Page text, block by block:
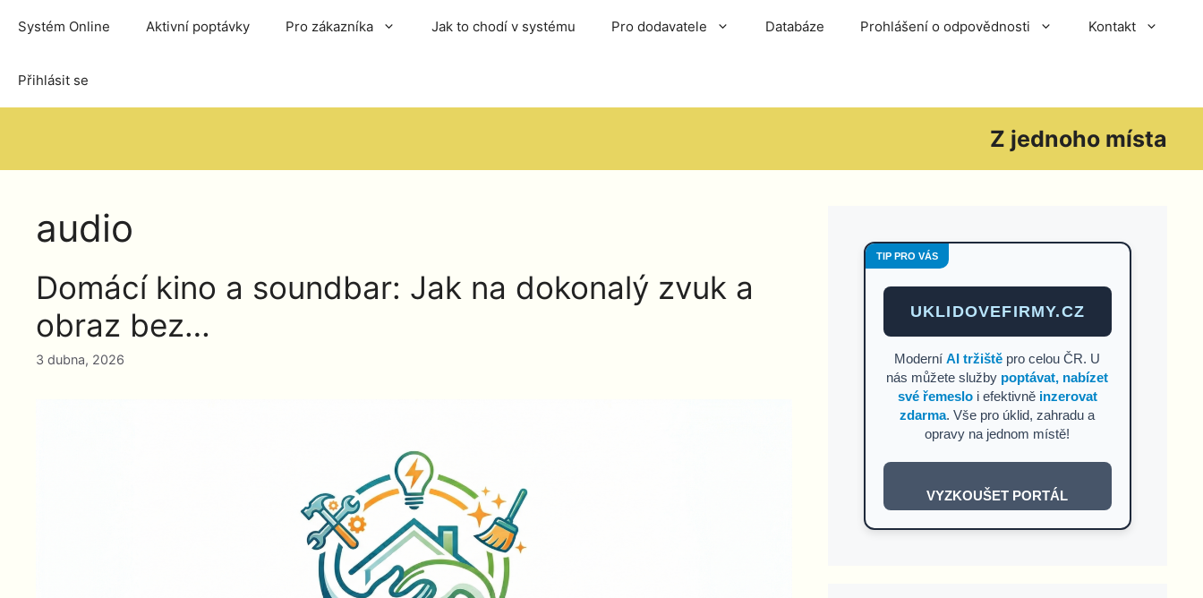
Systém Online Aktivní poptávky Pro zákazníka Jak to chodí v systému Pro dodavatele Databáze Prohlášení o odpovědnosti Kontakt
Přihlásit se
Z jednoho místa
audio
Domácí kino a soundbar: Jak na dokonalý zvuk a
obraz bez…
3 dubna, 2026
TIP PRO VÁS
UKLIDOVEFIRMY.CZ
ModerníAI tržiště pro celou ČR. U
nás můžete služby poptávat, nabízet
své řemesloi efektivně inzerovat
zdarma. Vše pro úklid, zahradu a
opravy na jednom místě!
VYZKOUŠET PORTÁL